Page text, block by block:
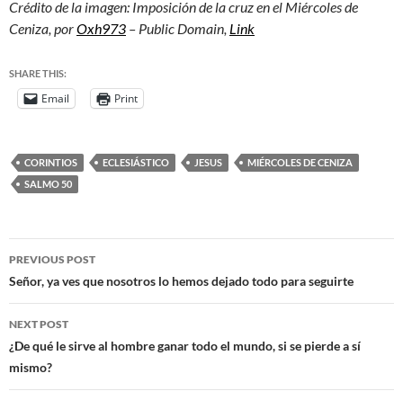
Crédito de la imagen: Imposición de la cruz en el Miércoles de
Ceniza, porOxh973 – Public Domain, Link
SHARE THIS:
Email Print
CORINTIOS ECLESIÁSTICO JESUS
MIÉRCOLES DE CENIZA
SALMO 50
PREVIOUS POST
Señor, ya ves que nosotros lo hemos dejado todo para seguirte
NEXT POST
¿De qué le sirve al hombre ganar todo el mundo, si se pierde a sí
mismo?